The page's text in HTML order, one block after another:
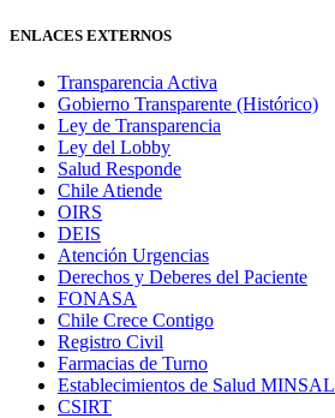
ENLACES EXTERNOS
Transparencia Activa
Gobierno Transparente (Histórico)
Ley de Transparencia
Ley del Lobby
Salud Responde
Chile Atiende
OIRS
DEIS
Atención Urgencias
Derechos y Deberes del Paciente
FONASA
Chile Crece Contigo
Registro Civil
Farmacias de Turno
Establecimientos de Salud MINSAL
CSIRT